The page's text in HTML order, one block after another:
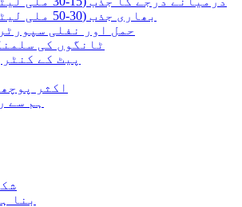
بھاری جذب (30-50 ملی لیٹر)
حمل اور نفلی
ٹانگوں کی
پیٹ کے
اکثر
ہم سے
بنا